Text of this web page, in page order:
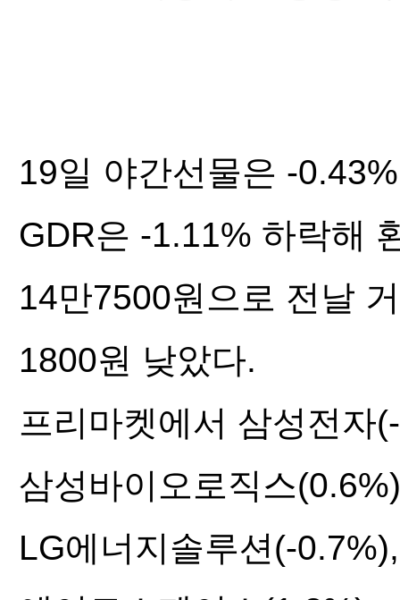
19일 야간선물은 -
GDR은 -1.11% 하락해
14만7500원으로 전날
1800원 낮았다.
프리마켓에서 삼성전자
삼성바이오로직스
LG에너지솔루션(-